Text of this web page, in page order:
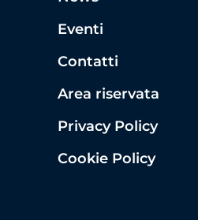
Eventi
Contatti
Area riservata
Privacy Policy
Cookie Policy